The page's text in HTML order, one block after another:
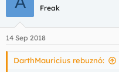
Freak
14 Sep 2018
DarthMauricius rebuznó: